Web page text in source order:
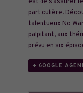
est de s’assurer
particulière.
talentueux No
palpitant, aux
prévu en six
+ GOOGLE